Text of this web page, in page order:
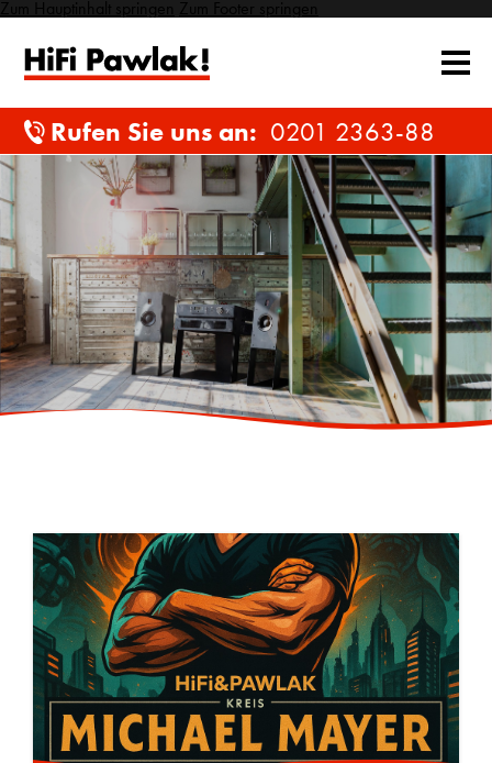
Zum Hauptinhalt springen Zum Footer springen
Rufen Sie uns an: 0201 2363-88